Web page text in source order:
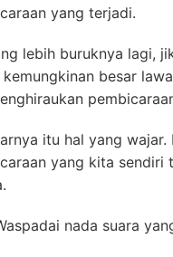
yang terjadi.
lebih buruknya lagi,
kemungkinan besar
itu hal yang
yang kita sendiri
nada suara